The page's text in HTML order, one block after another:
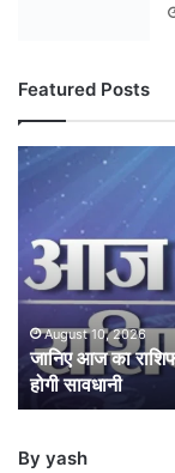
Featured Posts
जानिए
का
राशिफल,
किसे
मिलेगा
भाग्य
का
साथ
और
किसे
होगी
August 10, 2026
जानिए आज का
होगी सावधानी
By yash